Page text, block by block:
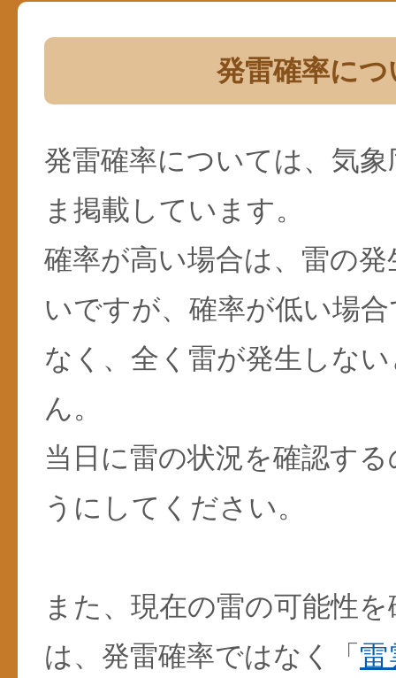
発雷確率につ
発雷確率については、気
ま掲載しています。
確率が高い場合は、雷の
いですが、確率が低い場
なく、全く雷が発生しな
ん。
当日に雷の状況を確認す
うにしてください。
また、現在の雷の可能性
は、発雷確率ではなく「 雷